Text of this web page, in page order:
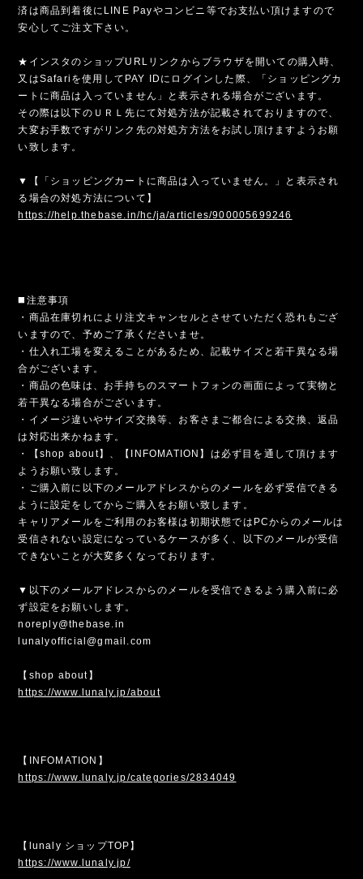
済は商品到着後にLINE Payやコンビニ等でお支払い頂けますので
安心してご注文下さい。
★インスタのショップURLリンクからブラウザを開いての購入時、
又はSafariを使用してPAY IDにログインした際、「ショッピングカ
ートに商品は入っていません」と表示される場合がございます。
その際は以下のＵＲＬ先にて対処方法が記載されておりますので、
大変お手数ですがリンク先の対処方方法をお試し頂けますようお願
い致します。
▼【「ショッピングカートに商品は入っていません。」と表示され
る場合の対処方法について】
https://help.thebase.in/hc/ja/articles/900005699246
◼️注意事項
・商品在庫切れにより注文キャンセルとさせていただく恐れもござ
いますので、予めご了承くださいませ。
・仕入れ工場を変えることがあるため、記載サイズと若干異なる場
合がございます。
・商品の色味は、お手持ちのスマートフォンの画面によって実物と
若干異なる場合がございます。
・イメージ違いやサイズ交換等、お客さまご都合による交換、返品
は対応出来かねます。
・【shop about】、【INFOMATION】は必ず目を通して頂けます
ようお願い致します。
・ご購入前に以下のメールアドレスからのメールを必ず受信できる
ように設定をしてからご購入をお願い致します。
キャリアメールをご利用のお客様は初期状態ではPCからのメールは
受信されない設定になっているケースが多く、以下のメールが受信
できないことが大変多くなっております。
▼以下のメールアドレスからのメールを受信できるよう購入前に必
ず設定をお願いします。
noreply@thebase.in
lunalyofficial@gmail.com
【shop about】
https://www.lunaly.jp/about
【INFOMATION】
https://www.lunaly.jp/categories/2834049
【lunaly ショップTOP】
https://www.lunaly.jp/